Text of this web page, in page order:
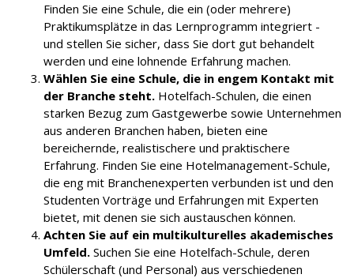
Finden Sie eine Schule, die ein (oder mehrere)
Praktikumsplätze in das Lernprogramm integriert -
und stellen Sie sicher, dass Sie dort gut behandelt
werden und eine lohnende Erfahrung machen.
Wählen Sie eine Schule, die in engem Kontakt mit
der Branche steht. Hotelfach-Schulen, die einen
starken Bezug zum Gastgewerbe sowie Unternehmen
aus anderen Branchen haben, bieten eine
bereichernde, realistischere und praktischere
Erfahrung. Finden Sie eine Hotelmanagement-Schule,
die eng mit Branchenexperten verbunden ist und den
Studenten Vorträge und Erfahrungen mit Experten
bietet, mit denen sie sich austauschen können.
Achten Sie auf ein multikulturelles akademisches
Umfeld. Suchen Sie eine Hotelfach-Schule, deren
Schülerschaft (und Personal) aus verschiedenen